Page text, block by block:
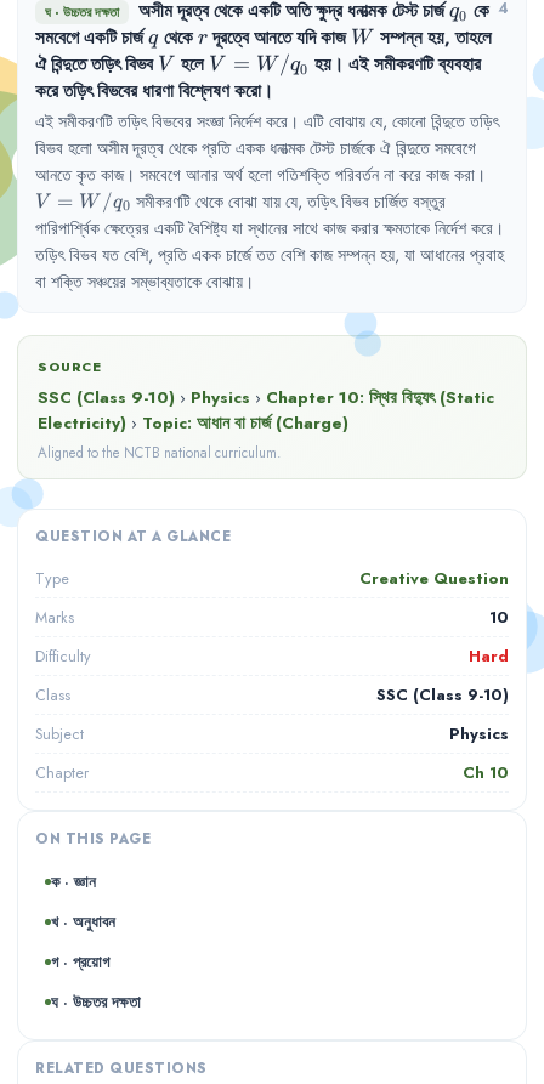
ঘ· উচ্চতর দক্ষতা অসীম দূরত্ব থেকে একটি অতি ক্ষুদ্র ধনাত্মক টেস্ট চার্জq_0
q0 কে
সমবেগে একটি চার্জq
qথেকেr
rদূরত্বে আনতে যদি কাজW
W সম্পন্ন হয়, তাহলে
ঐ বিন্দুতে তড়িৎ বিভবV
V হলেV =
W/q_0
V = W/q0 হয়। এই সমীকরণটি ব্যবহার
করে তড়িৎ বিভবের ধারণা বিশ্লেষণ করো।
4
এই সমীকরণটি তড়িৎ বিভবের সংজ্ঞা নির্দেশ করে। এটি বোঝায় যে, কোনো বিন্দুতে তড়িৎ
বিভব হলো অসীম দূরত্ব থেকে প্রতি একক ধনাত্মক টেস্ট চার্জকে ঐ বিন্দুতে সমবেগে
আনতে কৃত কাজ। সমবেগে আনার অর্থ হলো গতিশক্তি পরিবর্তন না করে কাজ করা।
V = W /q0 সমীকরণটি থেকে বোঝা যায় যে, তড়িৎ বিভব চার্জিত বস্তুর
পারিপার্শ্বিক ক্ষেত্রের একটি বৈশিষ্ট্য যা স্থানের সাথে কাজ করার ক্ষমতাকে নির্দেশ করে।
তড়িৎ বিভব যত বেশি, প্রতি একক চার্জে তত বেশি কাজ সম্পন্ন হয়, যা আধানের প্রবাহ
বা শক্তি সঞ্চয়ের সম্ভাব্যতাকে বোঝায়।
SOURCE
SSC (Class 9-10) › Physics › Chapter 10: স্থির বিদ্যুৎ (Static
Electricity) › Topic: আধান বা চার্জ (Charge)
Aligned to the NCTB national curriculum.
QUESTION AT A GLANCE
Type Creative Question
Marks 10
Difficulty Hard
Class SSC (Class 9-10)
Subject Physics
Chapter Ch 10
ON THIS PAGE
ক · জ্ঞান
খ · অনুধাবন
গ · প্রয়োগ
ঘ · উচ্চতর দক্ষতা
RELATED QUESTIONS